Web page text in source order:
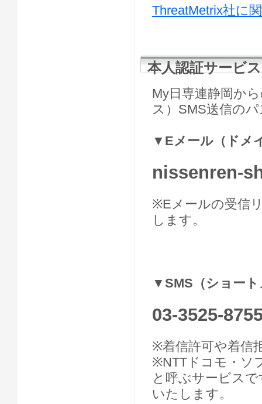
ThreatMetrix社に
本人認証サービ
My日専連静岡か
ス）SMS送信の
▼Eメール（ドメ
nissenren-
※Eメールの受信
します。
▼SMS（ショー
03-3525-
※着信許可や着信
※NTTドコモ・ソ
と呼ぶサービス
いたします。